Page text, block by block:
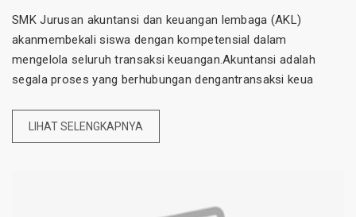
SMK Jurusan akuntansi dan keuangan lembaga (AKL)
akanmembekali siswa dengan kompetensial dalam
mengelola seluruh transaksi keuangan.Akuntansi adalah
segala proses yang berhubungan dengantransaksi keua
LIHAT SELENGKAPNYA